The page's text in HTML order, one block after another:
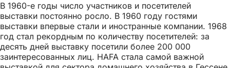
В 1960-е годы число участников и посетителей
выставки постоянно росло. В 1960 году гостями
выставки впервые стали и иностранные компании. 1968
год стал рекордным по количеству посетителей: за
десять дней выставку посетили более 200 000
заинтересованных лиц. HAFA стала самой важной